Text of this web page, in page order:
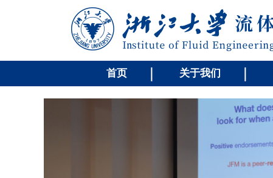
首页 关于我们